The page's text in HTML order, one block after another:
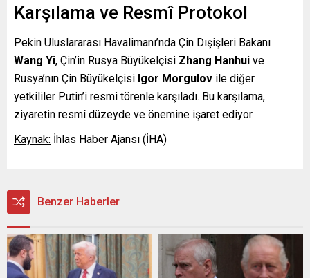
Karşılama ve Resmî Protokol
Pekin Uluslararası Havalimanı’nda Çin Dışişleri Bakanı
Wang Yi, Çin’in Rusya Büyükelçisi Zhang Hanhui ve
Rusya’nın Çin Büyükelçisi Igor Morgulov ile diğer
yetkililer Putin’i resmi törenle karşıladı. Bu karşılama,
ziyaretin resmî düzeyde ve önemine işaret ediyor.
Kaynak: İhlas Haber Ajansı (İHA)
Benzer Haberler